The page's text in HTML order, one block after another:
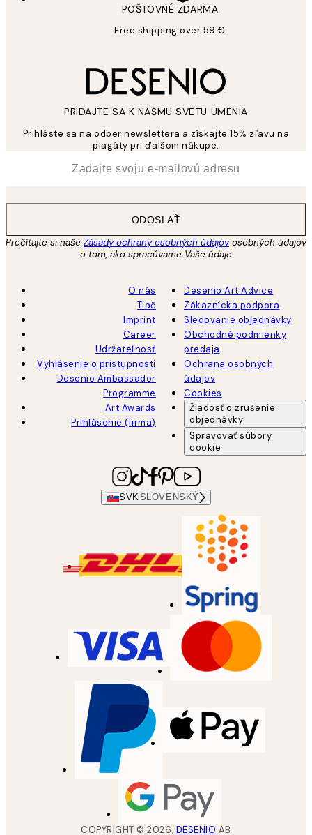
POŠTOVNÉ ZDARMA
Free shipping over 59 €
PRIDAJTE SA K NÁŠMU SVETU UMENIA
Prihláste sa na odber newslettera a získajte 15% zľavu na
plagáty pri ďalšom nákupe.
ODOSLAŤ
Prečítajte si naše Zásady ochrany osobných údajovosobných údajov
o tom, ako spracúvame Vaše údaje
O nás
Tlač
Imprint
Career
Udržateľnosť
Vyhlásenie o prístupnosti
Desenio Ambassador
Programme
Art Awards
Prihlásenie (firma)
Desenio Art Advice
Zákaznícka podpora
Sledovanie objednávky
Obchodné podmienky
predaja
Ochrana osobných
údajov
Cookies
Žiadosť o zrušenie
objednávky
Spravovať súbory
cookie
SVKSLOVENSKÝ
COPYRIGHT ©2026, DESENIO AB